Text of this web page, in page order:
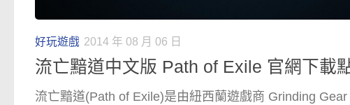
好玩遊戲 2014 年 08 月 06 日
流亡黯道中文版 Path of Exile 官網下載
流亡黯道(Path of Exile)是由紐西蘭遊戲商 Grinding